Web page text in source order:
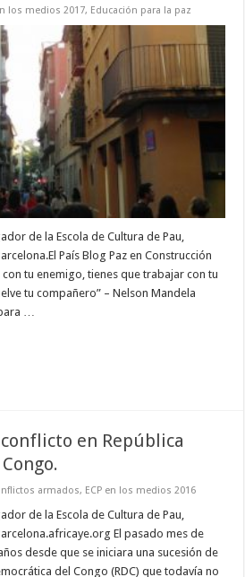
los medios 2017, Educación para la paz
de la Escola de Cultura de Pau,
País Blog Paz en Construcción
con tu enemigo, tienes que trabajar con tu
tu compañero” – Nelson Mandela
…
en República
armados, ECP en los medios 2016
de la Escola de Cultura de Pau,
El pasado mes de
desde que se iniciara una sucesión de
del Congo (RDC) que todavía no